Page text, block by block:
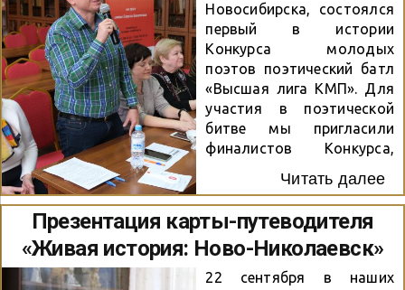
конкурс социально
значимых проектов для
предоставления грантов
в форме субсидий в сфере
поддержки
общественных инициатив
управления
общественных связей
Новосибирска. В 2022 г.
более 400 поэтов из 64
регионов России и 7
зарубежных стран стали
Новосибирска, состоялся
первый в истории
Конкурса молодых
поэтов поэтический батл
«Высшая лига КМП». Для
участия в поэтической
битве мы пригласили
финалистов Конкурса,
пяти лет активно
участвовали в наших
проектах, присылали свои
стихотворения и
видеоролики. На первом
Читать далее
Презентация карты-путеводителя
«Живая история: Ново-Николаевск»
22 сентября в наших